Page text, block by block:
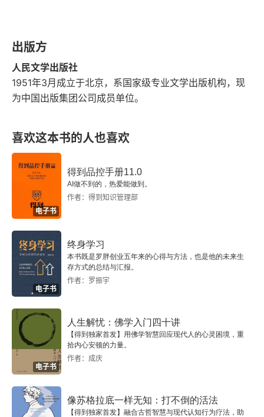
孟婆茶（胡思乱想，代序）
隐身衣（废话，代后记）
事实—故事—真实
有什么好？——读奥斯丁的《傲慢与偏见》
一
三
四
五
六
七
堂吉诃德与《堂吉诃德》
出版方
人民文学出版社
1951年3月成立于北京，系国家级专业文学出版机构，现
为中国出版集团公司成员单位。
喜欢这本书的人也喜欢
电子书
得到品控手册11.0
AI做不到的，热爱能做到。
作者：得到知识管理部
电子书
终身学习
本书既是罗胖创业五年来的心得与方法，也是他的未来生
存方式的总结与汇报。
作者：罗振宇
电子书
人生解忧：佛学入门四十讲
【得到独家首发】用佛学智慧回应现代人的心灵困境，重
拾内心安顿的力量。
作者：成庆
像苏格拉底一样无知：打不倒的活法
【得到独家首发】融合古哲智慧与现代认知行为疗法，助